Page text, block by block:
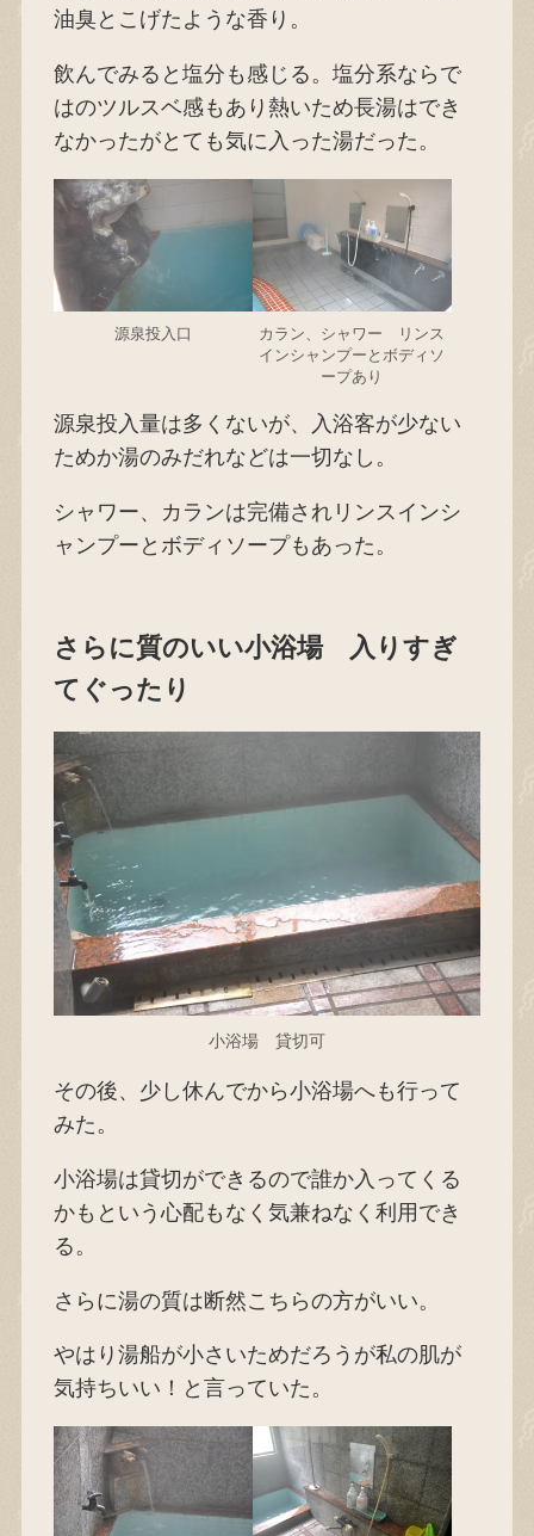
油臭とこげたような香り。
飲んでみると塩分も感じる。塩分系ならで
はのツルスベ感もあり熱いため長湯はでき
なかったがとても気に入った湯だった。
源泉投入口
カラン、シャワー リンス
インシャンプーとボディソ
ープあり
源泉投入量は多くないが、入浴客が少ない
ためか湯のみだれなどは一切なし。
シャワー、カランは完備されリンスインシ
ャンプーとボディソープもあった。
さらに質のいい小浴場 入りすぎ
てぐったり
小浴場 貸切可
その後、少し休んでから小浴場へも行って
みた。
小浴場は貸切ができるので誰か入ってくる
かもという心配もなく気兼ねなく利用でき
る。
さらに湯の質は断然こちらの方がいい。
やはり湯船が小さいためだろうが私の肌が
気持ちいい！と言っていた。